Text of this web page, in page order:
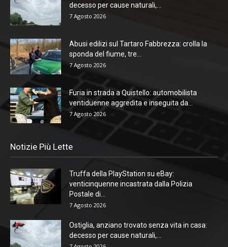
decesso per cause naturali,...
7 Agosto 2026
Abusi edilizi sul Tartaro Fabbrezza: crolla la
sponda del fiume, tre...
7 Agosto 2026
Furia in strada a Quistello: automobilista
ventiduenne aggredita e inseguita da...
7 Agosto 2026
Notizie Più Lette
Truffa della PlayStation su eBay:
venticinquenne incastrata dalla Polizia
Postale di...
7 Agosto 2026
Ostiglia, anziano trovato senza vita in casa:
decesso per cause naturali,...